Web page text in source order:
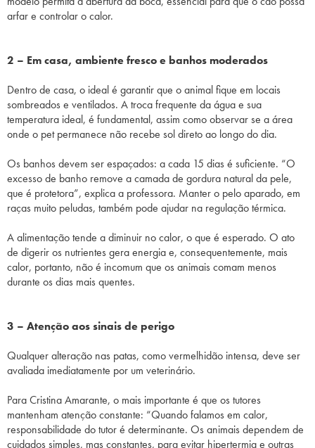
arfar e controlar o calor.
2 – Em casa, ambiente fresco e banhos moderados
Dentro de casa, o ideal é garantir que o animal fique em locais
sombreados e ventilados. A troca frequente da água e sua
temperatura ideal, é fundamental, assim como observar se a área
onde o pet permanece não recebe sol direto ao longo do dia.
Os banhos devem ser espaçados: a cada 15 dias é suficiente. “O
excesso de banho remove a camada de gordura natural da pele,
que é protetora”, explica a professora. Manter o pelo aparado, em
raças muito peludas, também pode ajudar na regulação térmica.
A alimentação tende a diminuir no calor, o que é esperado. O ato
de digerir os nutrientes gera energia e, consequentemente, mais
calor, portanto, não é incomum que os animais comam menos
durante os dias mais quentes.
3 – Atenção aos sinais de perigo
Qualquer alteração nas patas, como vermelhidão intensa, deve ser
avaliada imediatamente por um veterinário.
Para Cristina Amarante, o mais importante é que os tutores
mantenham atenção constante: “Quando falamos em calor,
responsabilidade do tutor é determinante. Os animais dependem de
cuidados simples, mas constantes, para evitar hipertermia e outras